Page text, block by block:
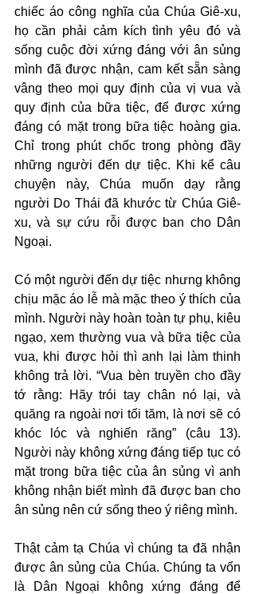
chiếc áo công nghĩa của Chúa Giê-xu,
họ cần phải cảm kích tình yêu đó và
sống cuộc đời xứng đáng với ân sủng
mình đã được nhận, cam kết sẵn sàng
vâng theo mọi quy định của vị vua và
quy định của bữa tiệc, để được xứng
đáng có mặt trong bữa tiệc hoàng gia.
Chỉ trong phút chốc trong phòng đầy
những người đến dự tiệc. Khi kể câu
chuyện này, Chúa muốn dạy rằng
người Do Thái đã khước từ Chúa Giê-
xu, và sự cứu rỗi được ban cho Dân
Ngoại.
Có một người đến dự tiệc nhưng không
chịu mặc áo lễ mà mặc theo ý thích của
mình. Người này hoàn toàn tự phụ, kiêu
ngạo, xem thường vua và bữa tiệc của
vua, khi được hỏi thì anh lại làm thinh
không trả lời. “Vua bèn truyền cho đầy
tớ rằng: Hãy trói tay chân nó lại, và
quăng ra ngoài nơi tối tăm, là nơi sẽ có
khóc lóc và nghiến răng” (câu 13).
Người này không xứng đáng tiếp tục có
mặt trong bữa tiệc của ân sủng vì anh
không nhận biết mình đã được ban cho
ân sủng nên cứ sống theo ý riêng mình.
Thật cảm tạ Chúa vì chúng ta đã nhận
được ân sủng của Chúa. Chúng ta vốn
là Dân Ngoại không xứng đáng để